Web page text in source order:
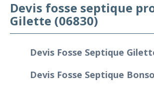
Devis fosse septique
Gilette (06830)
Devis Fosse Septique
Devis Fosse Septique